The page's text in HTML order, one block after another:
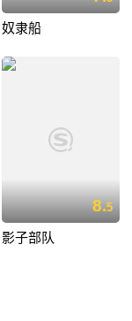
奴隶船
8.5
影子部队